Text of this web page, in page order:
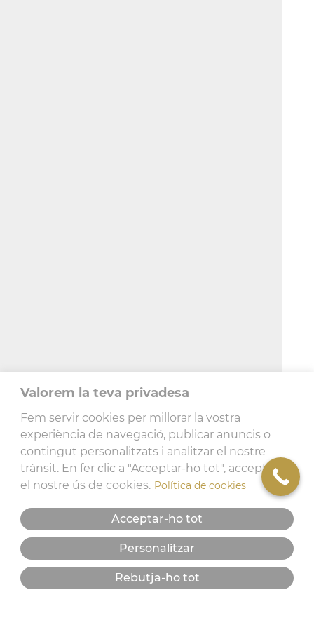
Valorem la teva privadesa
Fem servir cookies per millorar la vostra
experiència de navegació, publicar anuncis o
contingut personalitzats i analitzar el nostre
trànsit. En fer clic a "Acceptar-ho tot", accepteu
el nostre ús de cookies. Política de cookies
Personalitzar
Rebutja-ho tot
Acceptar-ho tot